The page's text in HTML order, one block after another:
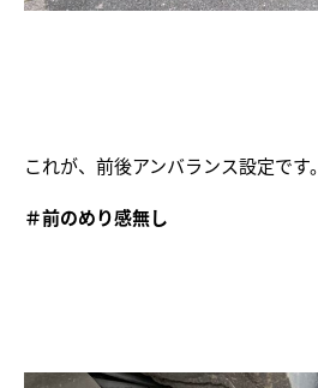
これが、前後アンバランス設定です。
＃前のめり感無し